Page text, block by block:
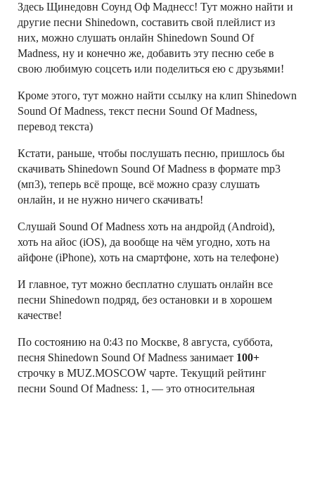
Здесь Щинедовн Соунд Оф Маднесс! Тут можно найти и
другие песни Shinedown, составить свой плейлист из
них, можно слушать онлайн Shinedown Sound Of
Madness, ну и конечно же, добавить эту песню себе в
свою любимую соцсеть или поделиться ею с друзьями!
Кроме этого, тут можно найти ссылку на клип Shinedown
Sound Of Madness, текст песни Sound Of Madness,
перевод текста)
Кстати, раньше, чтобы послушать песню, пришлось бы
скачивать Shinedown Sound Of Madness в формате mp3
(мп3), теперь всё проще, всё можно сразу слушать
онлайн, и не нужно ничего скачивать!
Слушай Sound Of Madness хоть на андройд (Android),
хоть на айос (iOS), да вообще на чём угодно, хоть на
айфоне (iPhone), хоть на смартфоне, хоть на телефоне)
И главное, тут можно бесплатно слушать онлайн все
песни Shinedown подряд, без остановки и в хорошем
качестве!
По состоянию на 0:43 по Москве, 8 августа, суббота,
песня Shinedown Sound Of Madness занимает 100+
строчку в MUZ.MOSCOW чарте. Текущий рейтинг
песни Sound Of Madness: 1, — это относительная